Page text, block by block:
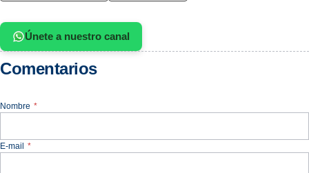
Únete a nuestro canal
Comentarios
Nombre *
E-mail *